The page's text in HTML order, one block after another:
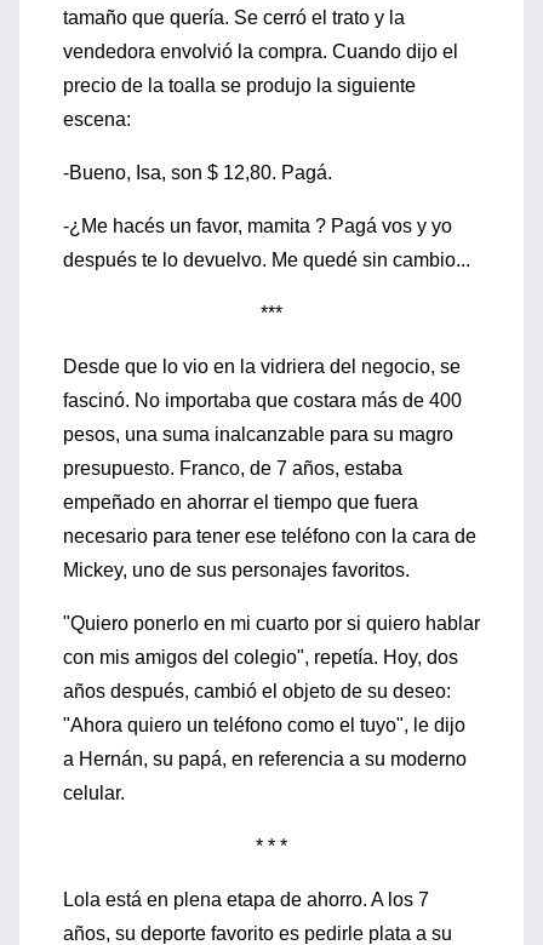
tamaño que quería. Se cerró el trato y la
vendedora envolvió la compra. Cuando dijo el
precio de la toalla se produjo la siguiente
escena:
-Bueno, Isa, son $ 12,80. Pagá.
-¿Me hacés un favor, mamita ? Pagá vos y yo
después te lo devuelvo. Me quedé sin cambio...
***
Desde que lo vio en la vidriera del negocio, se
fascinó. No importaba que costara más de 400
pesos, una suma inalcanzable para su magro
presupuesto. Franco, de 7 años, estaba
empeñado en ahorrar el tiempo que fuera
necesario para tener ese teléfono con la cara de
Mickey, uno de sus personajes favoritos.
"Quiero ponerlo en mi cuarto por si quiero hablar
con mis amigos del colegio", repetía. Hoy, dos
años después, cambió el objeto de su deseo:
"Ahora quiero un teléfono como el tuyo", le dijo
a Hernán, su papá, en referencia a su moderno
celular.
* * *
Lola está en plena etapa de ahorro. A los 7
años, su deporte favorito es pedirle plata a su